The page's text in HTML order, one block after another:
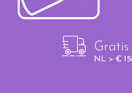
Gratis
NL > €